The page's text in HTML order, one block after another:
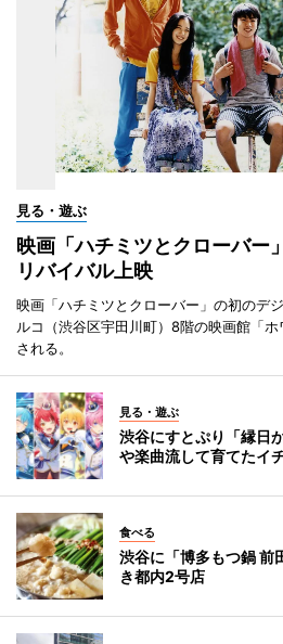
見る・遊ぶ
映画「ハチミツとクローバー
リバイバル上映
映画「ハチミツとクローバー」の初のデ
ルコ（渋谷区宇田川町）8階の映画館「
される。
見る・遊ぶ
渋谷にすとぷり「縁日
や楽曲流して育てたイ
食べる
渋谷に「博多もつ鍋
き都内2号店